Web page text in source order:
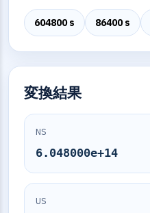
604800 s 86400 s
変換結果
NS
6.048000e+14
US